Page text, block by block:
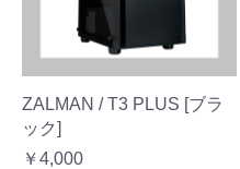
ZALMAN / T3 PLUS [ブラ
ック]
￥4,000